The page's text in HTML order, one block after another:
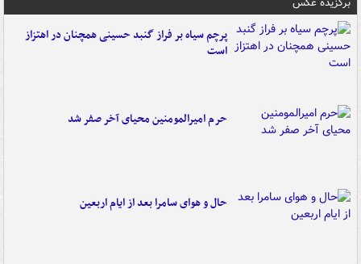
پرچم سیاه بر فراز گنبد حسینی همچنان در اهتزاز
است
حرم امیرالمومنین محیای آخر صفر شد
حال و هوای سامرا بعد از ایام اربعین